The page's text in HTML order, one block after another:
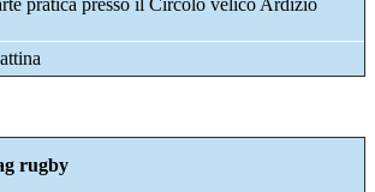
pratica presso il Circolo velico Ardizio
rugby